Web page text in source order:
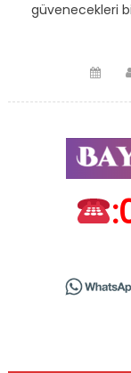
güvenecekleri